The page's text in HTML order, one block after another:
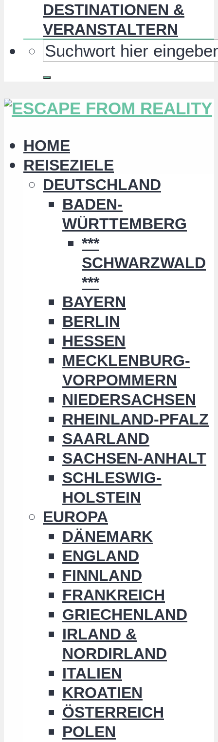
DESTINATIONEN &
VERANSTALTERN
HOME
REISEZIELE
DEUTSCHLAND
BADEN-
WÜRTTEMBERG
***
SCHWARZWALD
***
BAYERN
BERLIN
HESSEN
MECKLENBURG-
VORPOMMERN
NIEDERSACHSEN
RHEINLAND-PFALZ
SAARLAND
SACHSEN-ANHALT
SCHLESWIG-
HOLSTEIN
EUROPA
DÄNEMARK
ENGLAND
FINNLAND
FRANKREICH
GRIECHENLAND
IRLAND &
NORDIRLAND
ITALIEN
KROATIEN
ÖSTERREICH
POLEN